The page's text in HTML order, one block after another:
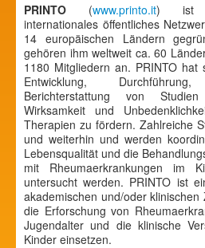
PRINTO (www.printo.it) ist
internationales öffentliches
14 europäischen Ländern
gehören ihm weltweit ca. 60
1180 Mitgliedern an. PRINTO
Entwicklung,
Berichterstattung von
Wirksamkeit und
Therapien zu fördern. Zahlreiche
und weiterhin und werden
Lebensqualität und die
mit Rheumaerkrankungen im
untersucht werden. PRINTO ist
akademischen und/oder
die Erforschung von
Jugendalter und die klinische
Kinder einsetzen.